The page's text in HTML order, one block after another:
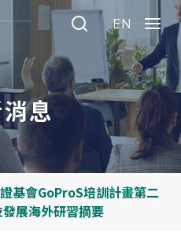
Search EN Menu
息
基會GoProS培訓計畫第二
展海外研習摘要